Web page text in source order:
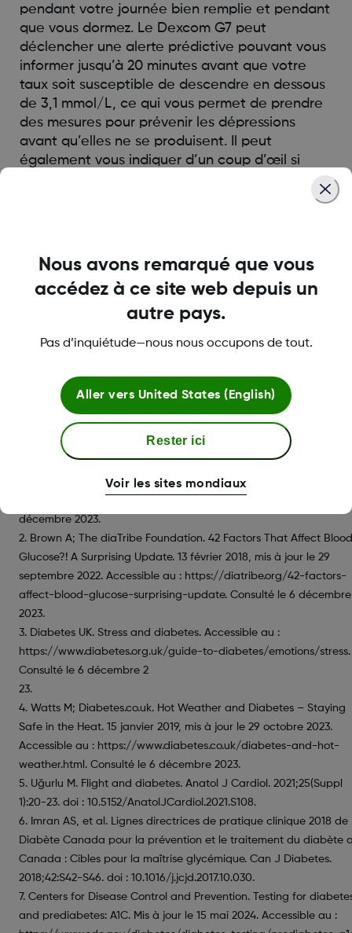
pendant votre journée bien remplie et pendant
que vous dormez. Le Dexcom G7 peut
déclencher une alerte prédictive pouvant vous
informer jusqu’à 20 minutes avant que votre
taux soit susceptible de descendre en dessous
de 3,1 mmol/L, ce qui vous permet de prendre
des mesures pour prévenir les dépressions
avant qu’elles ne se produisent. Il peut
également vous indiquer d’un coup d’œil si
† Si vos alertes de glucose et les valeurs ne correspondent pas
symptômes ou aux attentes, utilisez un lecteur de glycémie pour
prendre des décisions de traitement du diabète.
1. Hantzidiamantis PJ, Awosika AO, Lappin SL. Physiology, Glucose.
StatPearls Publishing. Mis à jour le 30 avril 2024.
décembre 2023.
2. Brown A; The diaTribe Foundation. 42 Factors That Affect Blood
Glucose?! A Surprising Update. 13 février 2018, mis à jour le 29
septembre 2022. Accessible au : https://diatribe.org/42-factors-
affect-blood-glucose-surprising-update. Consulté le 6 décembre
2023.
3. Diabetes UK. Stress and diabetes. Accessible au :
https://www.diabetes.org.uk/guide-to-diabetes/emotions/stress.
Consulté le 6 décembre 2
23.
4. Watts M; Diabetes.co.uk. Hot Weather and Diabetes – Staying
Safe in the Heat. 15 janvier 2019, mis à jour le 29 octobre 2023.
Accessible au : https://www.diabetes.co.uk/diabetes-and-hot-
weather.html. Consulté le 6 décembre 2023.
5. Uğurlu M. Flight and diabetes. Anatol J Cardiol. 2021;25(Suppl
1):20-23. doi : 10.5152/AnatolJCardiol.2021.S108.
6. Imran AS, et al. Lignes directrices de pratique clinique 2018 de
Diabète Canada pour la prévention et le traitement du diabète
Canada : Cibles pour la maîtrise glycémique. Can J Diabetes.
2018;42:S42-S46. doi : 10.1016/j.jcjd.2017.10.030.
7. Centers for Disease Control and Prevention. Testing for
and prediabetes: A1C. Mis à jour le 15 mai 2024. Accessible au :
Nous avons remarqué que vous
accédez à ce site web depuis un
autre pays.
Pas d’inquiétude—nous nous occupons de tout.
Aller vers United States (English)
Rester ici
Voir les sites mondiaux